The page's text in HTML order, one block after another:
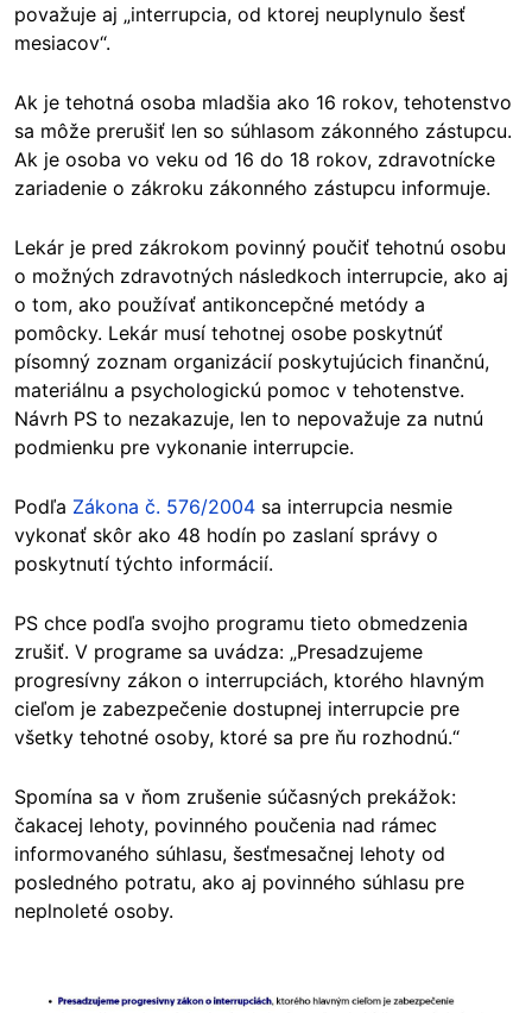
považuje aj „interrupcia, od ktorej neuplynulo šesť
mesiacov“.
Ak je tehotná osoba mladšia ako 16 rokov, tehotenstvo
sa môže prerušiť len so súhlasom zákonného zástupcu.
Ak je osoba vo veku od 16 do 18 rokov, zdravotnícke
zariadenie o zákroku zákonného zástupcu informuje.
Lekár je pred zákrokom povinný poučiť tehotnú osobu
o možných zdravotných následkoch interrupcie, ako aj
o tom, ako používať antikoncepčné metódy a
pomôcky. Lekár musí tehotnej osobe poskytnúť
písomný zoznam organizácií poskytujúcich finančnú,
materiálnu a psychologickú pomoc v tehotenstve.
Návrh PS to nezakazuje, len to nepovažuje za nutnú
podmienku pre vykonanie interrupcie.
Podľa Zákona č. 576/2004 sa interrupcia nesmie
vykonať skôr ako 48 hodín po zaslaní správy o
poskytnutí týchto informácií.
PS chce podľa svojho programu tieto obmedzenia
zrušiť. V programe sa uvádza: „Presadzujeme
progresívny zákon o interrupciách, ktorého hlavným
cieľom je zabezpečenie dostupnej interrupcie pre
všetky tehotné osoby, ktoré sa pre ňu rozhodnú.“
Spomína sa v ňom zrušenie súčasných prekážok:
čakacej lehoty, povinného poučenia nad rámec
informovaného súhlasu, šesťmesačnej lehoty od
posledného potratu, ako aj povinného súhlasu pre
neplnoleté osoby.
Image